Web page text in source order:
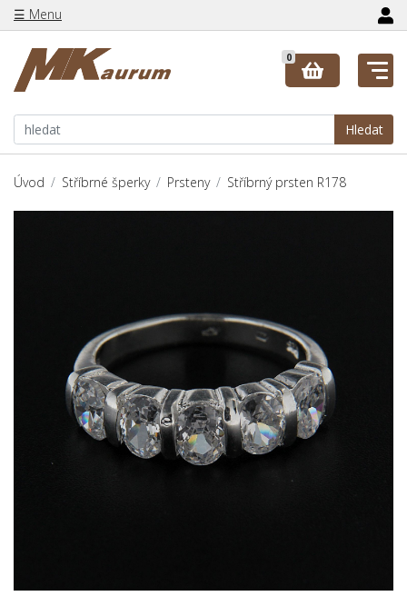
☰ Menu
Hledat
0
Úvod Stříbrné šperky Prsteny Stříbrný prsten R178